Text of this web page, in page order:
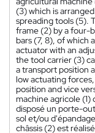
(3) which is
spreading tools (5).
frame (2) by a four-
bars (7, 8), of which
actuator with an
the tool carrier (3)
a transport position
low actuating
position and vice
machine agricole (1)
disposé un porte-
sol et/ou
châssis (2) est